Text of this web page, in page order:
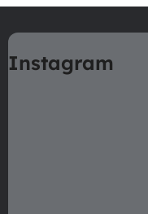
á
pInstagram